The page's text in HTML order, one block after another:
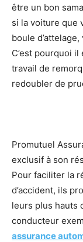
être un bon
si la voiture que
boule
C’est pourquoi
travail de
redoubler de
Promutuel
exclusif à son
Pour faciliter la
d’accident, ils
leurs plus hauts
conducteur
assurance